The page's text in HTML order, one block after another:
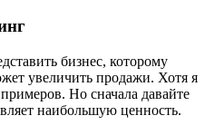
бизнес, которому
увеличить продажи. Хотя я
Но сначала давайте
наибольшую ценность.